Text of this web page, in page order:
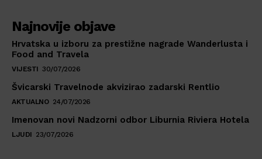
Najnovije objave
Hrvatska u izboru za prestižne nagrade Wanderlusta i
Food and Travela
VIJESTI 30/07/2026
Švicarski Travelnode akvizirao zadarski Rentlio
AKTUALNO 24/07/2026
Imenovan novi Nadzorni odbor Liburnia Riviera Hotela
LJUDI 23/07/2026